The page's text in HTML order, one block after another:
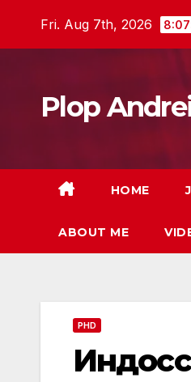
Fri. Aug 7th, 2026
Plop
HOME
ABOUT ME
PHD